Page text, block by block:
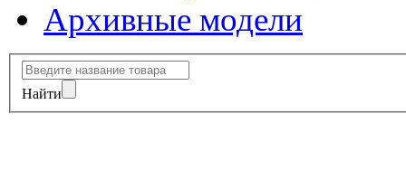
Архивные модели
Найти